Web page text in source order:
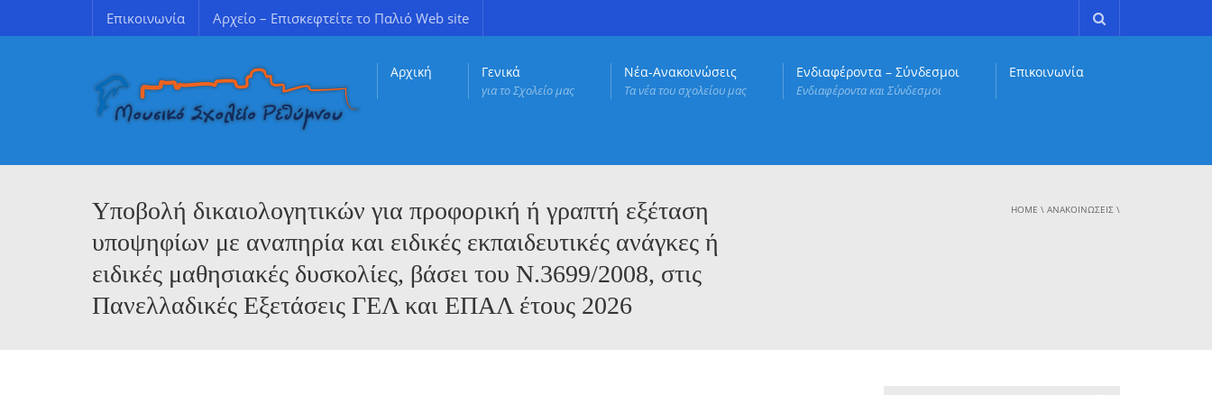
Επικοινωνία Αρχείο – Επισκεφτείτε το Παλιό Web site
Αρχική Γενικά
για το Σχολείο μας
Νέα-Ανακοινώσεις
Τα νέα του σχολείου μας
Ενδιαφέροντα – Σύνδεσμοι
Ενδιαφέροντα και Σύνδεσμοι
Επικοινωνία
Υποβολή δικαιολογητικών για προφορική ή γραπτή εξέταση
υποψηφίων με αναπηρία και ειδικές εκπαιδευτικές ανάγκες ή
ειδικές μαθησιακές δυσκολίες, βάσει του Ν.3699/2008, στις
Πανελλαδικές Εξετάσεις ΓΕΛ και ΕΠΑΛ έτους 2026
HOME \ ΑΝΑΚΟΙΝΏΣΕΙΣ \